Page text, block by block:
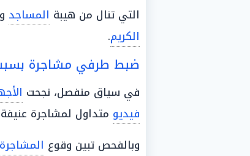
التي تنال من هيبة المساجد
الكريم.
ضبط طرفي مشاجرة
في سياق منفصل، نجحت
فيديو متداول لمشاجرة
وبالفحص تبين وقوع المشاجرة